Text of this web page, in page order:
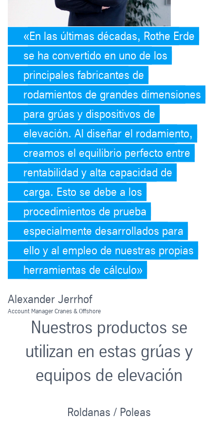
En las últimas décadas, Rothe Erde
se ha convertido en uno de los
principales fabricantes de
rodamientos de grandes dimensiones
para grúas y dispositivos de
elevación. Al diseñar el rodamiento,
creamos el equilibrio perfecto entre
rentabilidad y alta capacidad de
carga. Esto se debe a los
procedimientos de prueba
especialmente desarrollados para
ello y al empleo de nuestras propias
herramientas de cálculo
Alexander Jerrhof
Account Manager Cranes & Offshore
Nuestros productos se
utilizan en estas grúas y
equipos de elevación
Roldanas / Poleas